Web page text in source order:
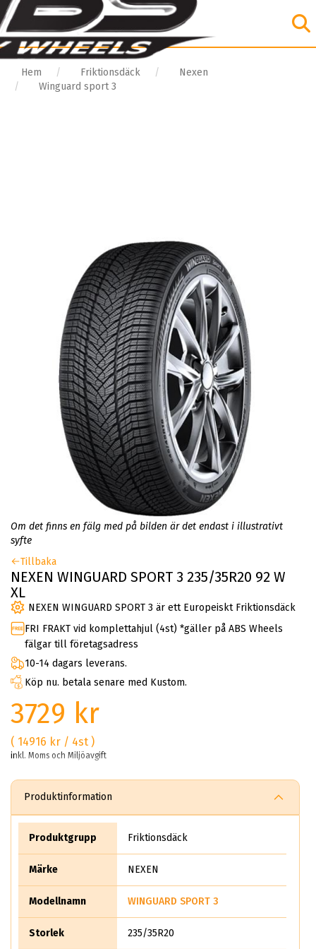
Hem Friktionsdäck
Nexen
Winguard sport 3
Om det finns en fälg med på bilden är det endast i illustrativt
syfte
Tillbaka
NEXEN WINGUARD SPORT 3 235/35R20 92 W
XL
NEXEN WINGUARD SPORT 3 är ett Europeiskt Friktionsdäck
FRI FRAKT vid komplettahjul (4st) *gäller på ABS Wheels
fälgar till företagsadress
10-14 dagars leverans.
Köp nu. betala senare med Kustom.
3729 kr
( 14916 kr / 4st )
inkl. Moms och Miljöavgift
Produktinformation
Produktgrupp Friktionsdäck
Märke NEXEN
Modellnamn WINGUARD SPORT 3
Storlek 235/35R20